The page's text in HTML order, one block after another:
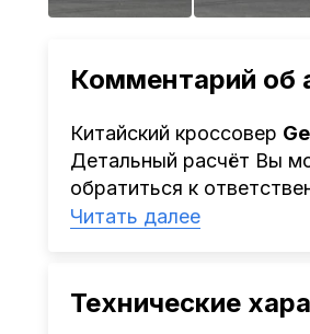
Комментарий об
Китайский кроссовер
Детальный расчёт Вы
обратиться к
Наша компания
проверка автомобиля,
растаможке. Экономьте
Читать далее
Технические